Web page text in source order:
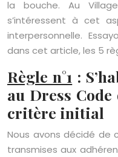
la bouche. Au
s’intéressent à cet
interpersonnelle.
dans cet article, les 5
Règle n°1 :
au Dress
critère initial
Nous avons décidé de
transmises aux